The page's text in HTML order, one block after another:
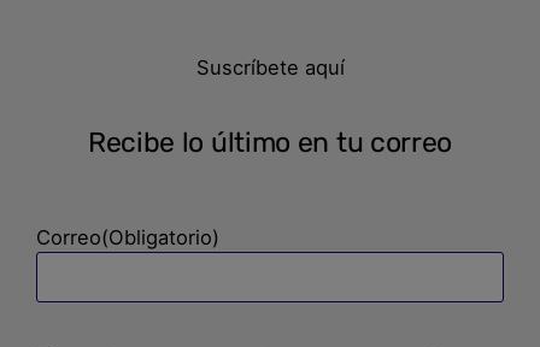
Suscríbete aquí
Recibe lo último en tu correo
Correo(Obligatorio)